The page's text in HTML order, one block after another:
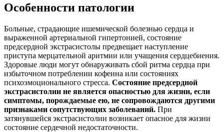
Особенности патологии
Больные, страдающие ишемической болезнью сердца и
выраженной артериальной гипертонией, состояние
предсердной экстрасистолы предвещает наступление
приступа мерцательной аритмии или учащения сердцебиения.
Здоровые люди могут обнаруживать сбой ритма сердца при
избыточном потреблении кофеина или состояниях
психоэмоционального стресса. Состояние предсердной
экстрасистолии не является опасностью для жизни, если
симптомы, порождаемые ею, не сопровождаются другими
признаками сопутствующих заболеваний. При
затянувшейся экстрасистолии возникает опасное для жизни
состояние сердечной недостаточности.